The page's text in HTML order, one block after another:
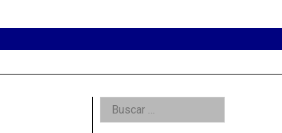
Right
Asides
Buscar: